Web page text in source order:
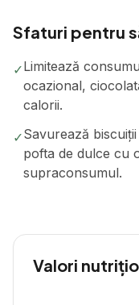
Sfaturi pentru
✓Limitează
ocazional,
calorii.
✓Savurează
pofta de dulce cu
supraconsumul.
Valori